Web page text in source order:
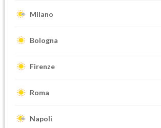
Milano
Bologna
Firenze
Roma
Napoli